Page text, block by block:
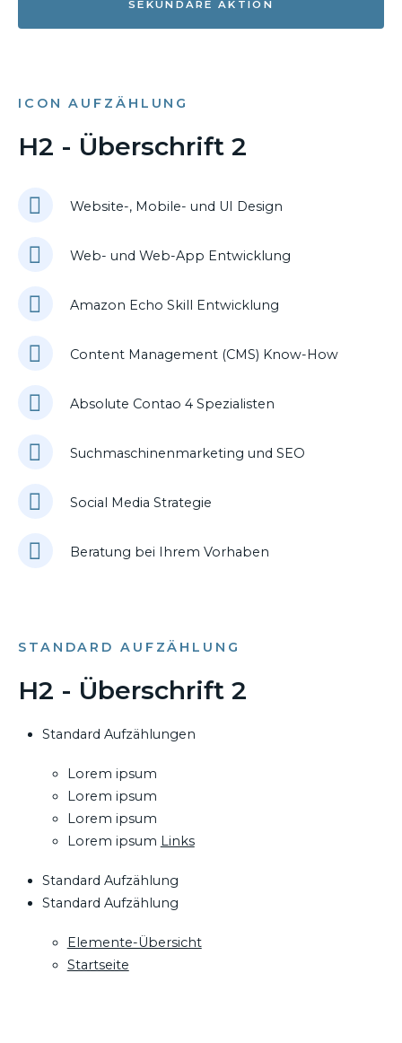
SEKUNDÄRE AKTION
ICON AUFZÄHLUNG
H2 - Überschrift 2
Website-, Mobile- und UI Design
Web- und Web-App Entwicklung
Amazon Echo Skill Entwicklung
Content Management (CMS) Know-How
Absolute Contao 4 Spezialisten
Suchmaschinenmarketing und SEO
Social Media Strategie
Beratung bei Ihrem Vorhaben
STANDARD AUFZÄHLUNG
H2 - Überschrift 2
Standard Aufzählungen
Lorem ipsum
Lorem ipsum
Lorem ipsum
Lorem ipsum Links
Standard Aufzählung
Standard Aufzählung
Elemente-Übersicht
Startseite